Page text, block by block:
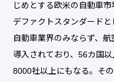
じめとする欧米の自動車
デファクトスタンダードと
自動車業界のみならず、
導入されており、56カ国
8000社以上にもなる。そ